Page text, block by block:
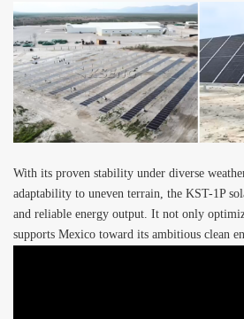
With its proven stability under diverse
adaptability to uneven terrain, the KST-1P
and reliable energy output. It not only
supports Mexico toward its ambitious clean